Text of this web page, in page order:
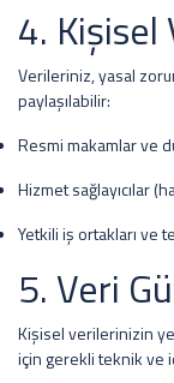
4. Kişisel
Verileriniz, yasal
paylaşılabilir:
Resmi makamlar ve
Hizmet sağlayıcılar
Yetkili iş ortakları ve
5. Veri
Kişisel verilerinizin
için gerekli teknik ve